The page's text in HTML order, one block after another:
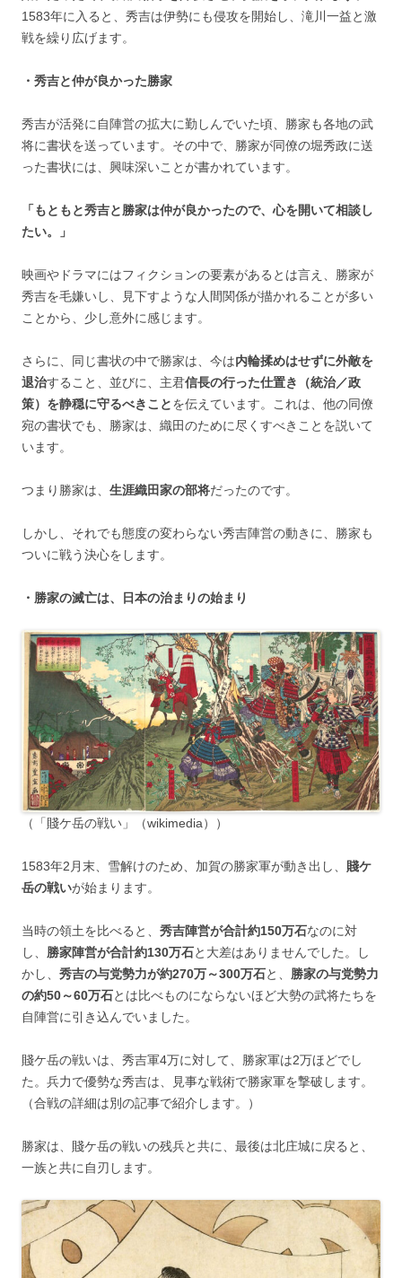
1583年に入ると、秀吉は伊勢にも侵攻を開始し、滝川一益と激
戦を繰り広げます。
・秀吉と仲が良かった勝家
秀吉が活発に自陣営の拡大に勤しんでいた頃、勝家も各地の武
将に書状を送っています。その中で、勝家が同僚の堀秀政に送
った書状には、興味深いことが書かれています。
「もともと秀吉と勝家は仲が良かったので、心を開いて相談し
たい。」
映画やドラマにはフィクションの要素があるとは言え、勝家が
秀吉を毛嫌いし、見下すような人間関係が描かれることが多い
ことから、少し意外に感じます。
さらに、同じ書状の中で勝家は、今は内輪揉めはせずに外敵を
退治すること、並びに、主君信長の行った仕置き（統治／政
策）を静穏に守るべきことを伝えています。これは、他の同僚
宛の書状でも、勝家は、織田のために尽くすべきことを説いて
います。
つまり勝家は、 生涯織田家の部将だったのです。
しかし、それでも態度の変わらない秀吉陣営の動きに、勝家も
ついに戦う決心をします。
・勝家の滅亡は、日本の治まりの始まり
（「賤ケ岳の戦い」（wikimedia））
1583年2月末、雪解けのため、加賀の勝家軍が動き出し、
賤ケ
岳の戦いが始まります。
当時の領土を比べると、 秀吉陣営が合計約150万石なのに対
し、 勝家陣営が合計約130万石と大差はありませんでした。し
かし、 秀吉の与党勢力が約270万～300万石と、 勝家の与党勢力
の約50～60万石とは比べものにならないほど大勢の武将たちを
自陣営に引き込んでいました。
賤ケ岳の戦いは、秀吉軍4万に対して、勝家軍は2万ほどでし
た。兵力で優勢な秀吉は、見事な戦術で勝家軍を撃破します。
（合戦の詳細は別の記事で紹介します。）
勝家は、賤ケ岳の戦いの残兵と共に、最後は北庄城に戻ると、
一族と共に自刃します。